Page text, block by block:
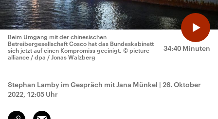
34:40 Minuten
Beim Umgang mit der chinesischen
Betreibergesellschaft Cosco hat das Bundeskabinett
sich jetzt auf einen Kompromiss geeinigt. © picture
alliance / dpa / Jonas Walzberg
Stephan Lamby im Gespräch mit Jana Münkel | 26. Oktober
2022, 12:05 Uhr
Link
Email